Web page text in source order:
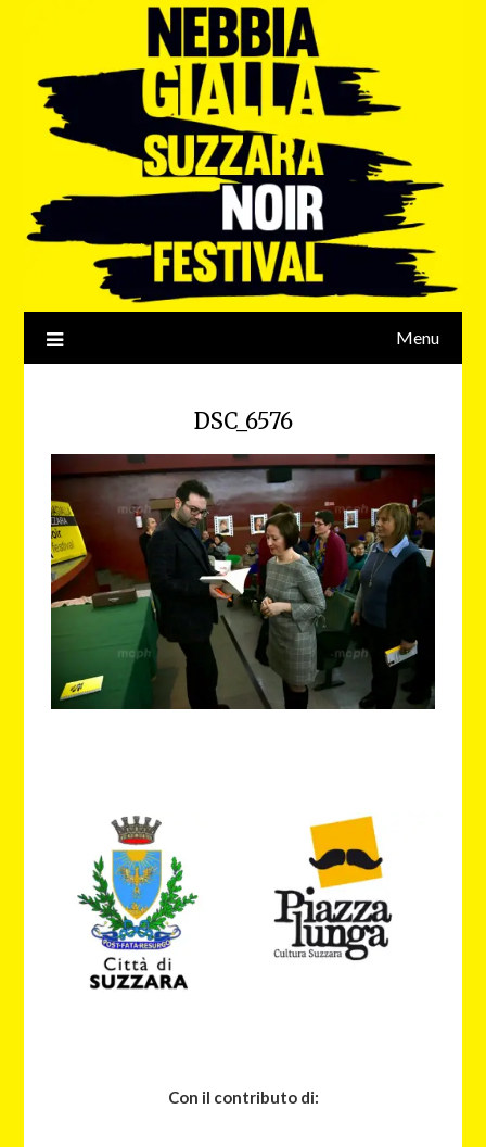
Menu
DSC_6576
Con il contributo di: